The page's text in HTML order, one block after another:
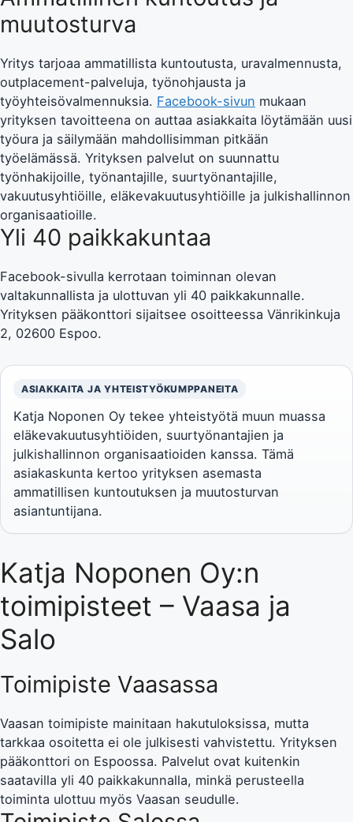
muutosturva
Yritys tarjoaa ammatillista kuntoutusta, uravalmennusta,
outplacement-palveluja, työnohjausta ja
työyhteisövalmennuksia. Facebook-sivun mukaan
yrityksen tavoitteena on auttaa asiakkaita löytämään uusi
työura ja säilymään mahdollisimman pitkään
työelämässä. Yrityksen palvelut on suunnattu
työnhakijoille, työnantajille, suurtyönantajille,
vakuutusyhtiöille, eläkevakuutusyhtiöille ja julkishallinnon
organisaatioille.
Yli 40 paikkakuntaa
Facebook-sivulla kerrotaan toiminnan olevan
valtakunnallista ja ulottuvan yli 40 paikkakunnalle.
Yrityksen pääkonttori sijaitsee osoitteessa Vänrikinkuja
2, 02600 Espoo.
ASIAKKAITA JA YHTEISTYÖKUMPPANEITA
Katja Noponen Oy tekee yhteistyötä muun muassa
eläkevakuutusyhtiöiden, suurtyönantajien ja
julkishallinnon organisaatioiden kanssa. Tämä
asiakaskunta kertoo yrityksen asemasta
ammatillisen kuntoutuksen ja muutosturvan
asiantuntijana.
Katja Noponen Oy:n
toimipisteet – Vaasa ja
Salo
Toimipiste Vaasassa
Vaasan toimipiste mainitaan hakutuloksissa, mutta
tarkkaa osoitetta ei ole julkisesti vahvistettu. Yrityksen
pääkonttori on Espoossa. Palvelut ovat kuitenkin
saatavilla yli 40 paikkakunnalla, minkä perusteella
toiminta ulottuu myös Vaasan seudulle.